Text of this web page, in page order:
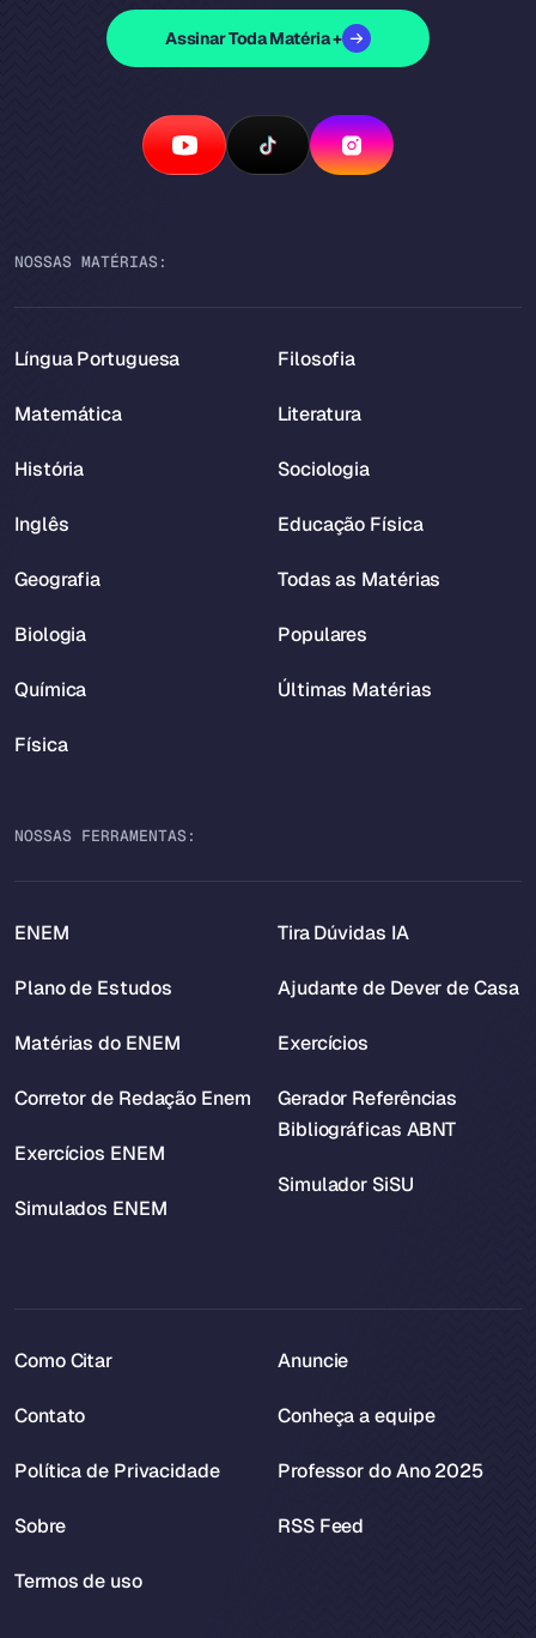
Assinar Toda Matéria +
NOSSAS MATÉRIAS:
Língua Portuguesa
Matemática
História
Inglês
Geografia
Biologia
Química
Física
Filosofia
Literatura
Sociologia
Educação Física
Todas as Matérias
Populares
Últimas Matérias
NOSSAS FERRAMENTAS:
ENEM
Plano de Estudos
Matérias do ENEM
Corretor de Redação Enem
Exercícios ENEM
Simulados ENEM
Tira Dúvidas IA
Ajudante de Dever de Casa
Exercícios
Gerador Referências
Bibliográficas ABNT
Simulador SiSU
Como Citar
Contato
Política de Privacidade
Sobre
Termos de uso
Anuncie
Conheça a equipe
Professor do Ano 2025
RSS Feed